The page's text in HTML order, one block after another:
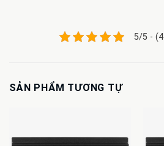
5/5 -
SẢN PHẨM TƯƠNG TỰ